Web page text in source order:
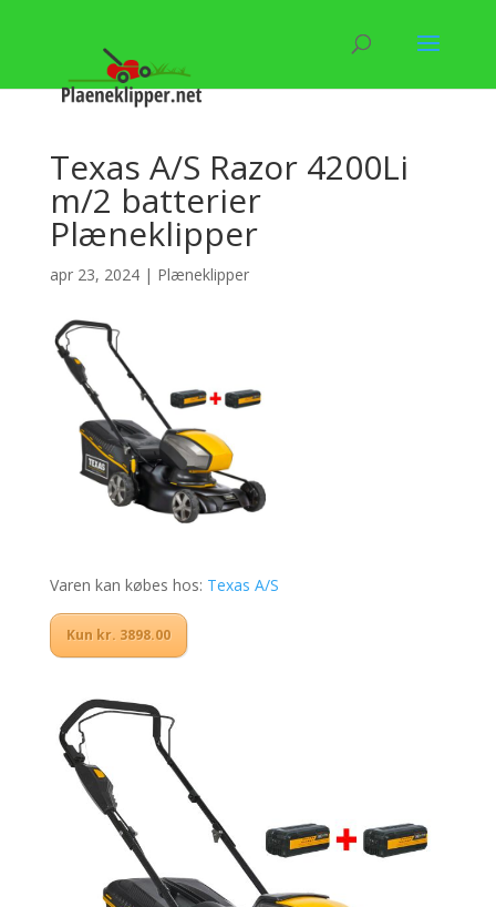
Texas A/S Razor 4200Li
m/2 batterier
Plæneklipper
apr 23, 2024| Plæneklipper
Varen kan købes hos: Texas A/S
Kun kr. 3898.00